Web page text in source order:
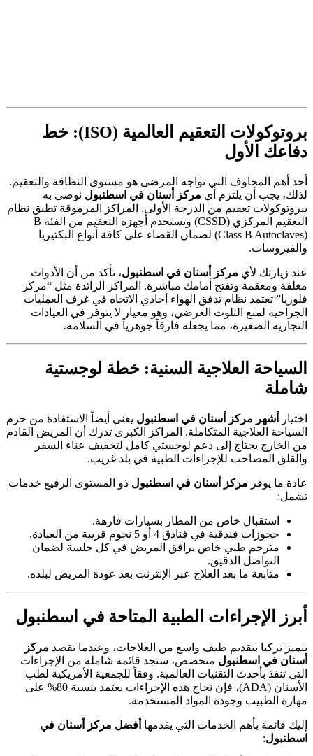
بروتوكولات التعقيم العالمية (ISO): خط
دفاعك الأول
أحد أهم المخاوف التي تواجه المرضى هو مستوى النظافة والتعقيم.
لذلك، يجب أن يلتزم أي مركز أسنان في اسطنبول نوصي به
ببروتوكولات تعقيم من الدرجة الأولى. المراكز المرموقة تطبق نظام
التعقيم المركزي (CSSD) وتستخدم أجهزة التعقيم من الفئة B
(Class B Autoclaves) لضمان القضاء على كافة أنواع البكتيريا
والفيروسات.
عند زيارتك لأي مركز أسنان في اسطنبول، تأكد من أن الأدوات
مغلفة ومعقمة وتفتح أمامك مباشرة. المراكز الرائدة مثل “مركز
فلوريا” تعتمد نظام تدفق الهواء أحادي الاتجاه في غرف العمليات
الجراحية لمنع التلوث العرضي، وهو معيار لا يتوفر في العيادات
التجارية الصغيرة، مما يجعله فارقاً جوهرياً في السلامة.
السياحة العلاجية السنية: خطة لوجستية
شاملة
اختيار أشهر مركز أسنان في اسطنبول يعني أيضاً الاستفادة من حزم
السياحة العلاجية المتكاملة. المراكز الكبرى تدرك أن المريض القادم
من الخارج يحتاج إلى دعم لوجستي كامل لتخفيف عناء السفر
والقلق المصاحب للإجراءات الطبية في بلد غريب.
عادة ما يوفر مركز أسنان في اسطنبول ذو المستوى الرفيع خدمات
تشمل:
استقبال خاص من المطار بسيارات فارهة.
حجوزات فندقية في فنادق 4 أو 5 نجوم قريبة من العيادة.
مترجم طبي خاص يرافق المريض في كل جلسة لضمان
التواصل الدقيق.
متابعة ما بعد العلاج عبر الإنترنت بعد عودة المريض لبلده.
أبرز الإجراءات الطبية المتاحة في اسطنبول
تتميز تركيا بتقديم طيف واسع من العلاجات، وعندما تقصد مركز
أسنان في اسطنبول متخصص، ستجد قائمة شاملة من الإجراءات
التي تنفذ بأحدث التقنيات العالمية. وفقاً للجمعية الأمريكية لطب
الأسنان (ADA)، فإن نجاح هذه الإجراءات يعتمد بنسبة 80% على
مهارة الطبيب وجودة المواد المستخدمة.
إليك قائمة بأهم الخدمات التي يقدمها أفضل مركز أسنان في
اسطنبول: